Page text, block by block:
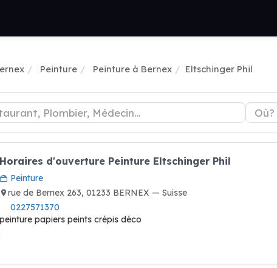
Peinture Peinture à Bernex Eltschinger Phil
Horaires d'ouverture Peinture Eltschinger Phil
Peinture
rue de Bernex 263, 01233 BERNEX — Suisse
0227571370
peinture papiers peints crépis déco